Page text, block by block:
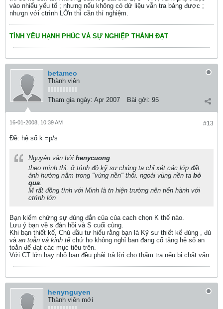
vào nhiểu yếu tố ; nhưng nếu không có dử liệu vẫn tra bảng được ;
nhưgn với ctrình LỚn thì cần thí nghiệm.
TÌNH YÊU HẠNH PHÚC VÀ SỰ NGHIỆP THÀNH ĐẠT
betameo
Thành viên
Tham gia ngày: Apr 2007 Bài gởi: 95
#13
16-01-2008, 10:39 AM
Ðề: hệ số k =p/s
Nguyên văn bởi henycuong
theo mình thì: ở trình độ kỹ sư chúng ta chỉ xét các lớp đất
ảnh hưởng nằm trong "vùng nền" thôi. ngoài vùng nền ta bỏ
qua.
M rất đồng tình với Minh là tn hiện trường nên tiến hành với
ctrình lớn
Bạn kiểm chứng sự đúng đắn của của cach chọn K thế nào.
Lưu ý bạn về s đàn hồi và S cuối cùng.
Khi bạn thiết kế, Chủ đầu tư hiểu rằng bạn là Kỹ sư thiết kế đúng , đủ
vàan toằn và kinh tế chứ họ không nghỉ bạn đang cố tăng hệ số an
toằn để đạt các mục tiêu trên.
Với CT lớn hay nhỏ bạn đều phải trả lời cho thẩm tra nếu bị chất vấn.
henynguyen
Thành viên mới